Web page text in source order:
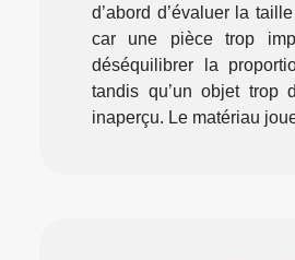
d’abord d’évaluer la
car une pièce trop
déséquilibrer la
tandis qu’un objet trop
inaperçu. Le matériau